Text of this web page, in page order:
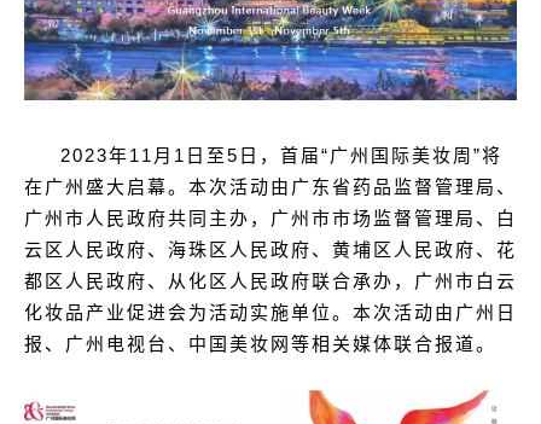
2023年11月1日至5日，首届“广州国际美妆周”将
在广州盛大启幕。本次活动由广东省药品监督管理局、
广州市人民政府共同主办，广州市市场监督管理局、白
云区人民政府、海珠区人民政府、黄埔区人民政府、花
都区人民政府、从化区人民政府联合承办，广州市白云
化妆品产业促进会为活动实施单位。本次活动由广州日
报、广州电视台、中国美妆网等相关媒体联合报道。